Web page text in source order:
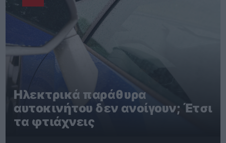
Ηλεκτρικά παράθυρα
αυτοκινήτου δεν ανοίγουν; Έτσι
τα φτιάχνεις